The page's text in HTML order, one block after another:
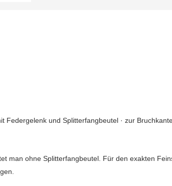
und Splitterfangbeutel · zur
man ohne Splitterfangbeutel. Für den exakten